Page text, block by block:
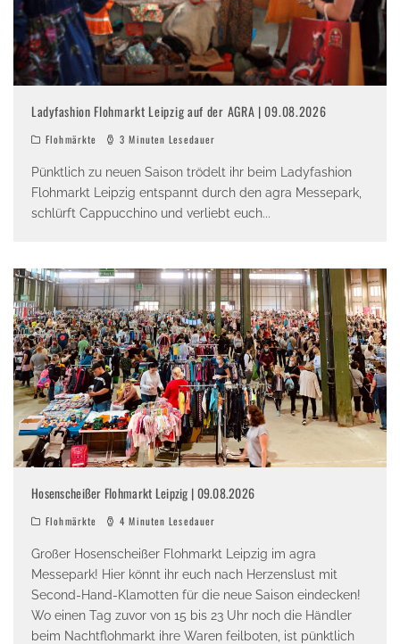
Ladyfashion Flohmarkt Leipzig auf der AGRA | 09.08.2026
Flohmärkte 3 Minuten Lesedauer
Pünktlich zu neuen Saison trödelt ihr beim Ladyfashion
Flohmarkt Leipzig entspannt durch den agra Messepark,
schlürft Cappucchino und verliebt euch...
Hosenscheißer Flohmarkt Leipzig | 09.08.2026
Flohmärkte 4 Minuten Lesedauer
Großer Hosenscheißer Flohmarkt Leipzig im agra
Messepark! Hier könnt ihr euch nach Herzenslust mit
Second-Hand-Klamotten für die neue Saison eindecken!
Wo einen Tag zuvor von 15 bis 23 Uhr noch die Händler
beim Nachtflohmarkt ihre Waren feilboten, ist pünktlich